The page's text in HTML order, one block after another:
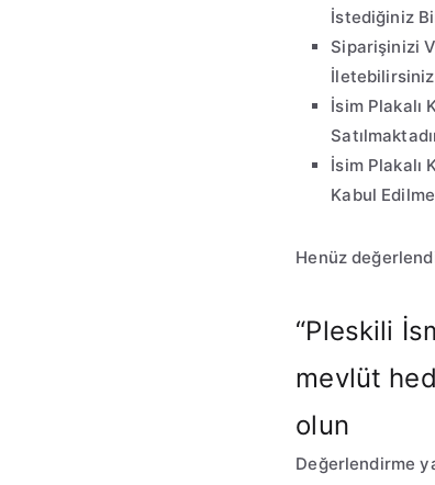
İstediğiniz
Siparişinizi
İsim Plakalı
İsim Plakalı
Kabul
Henüz
“Pleskili
mevlüt
olun
Değerlendirme